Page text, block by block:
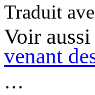
Traduit
Voir aussi
venant
…